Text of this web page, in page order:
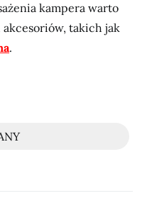
kampera warto
takich jak
.